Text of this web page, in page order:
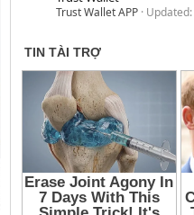
Trust Wallet APP Updated: